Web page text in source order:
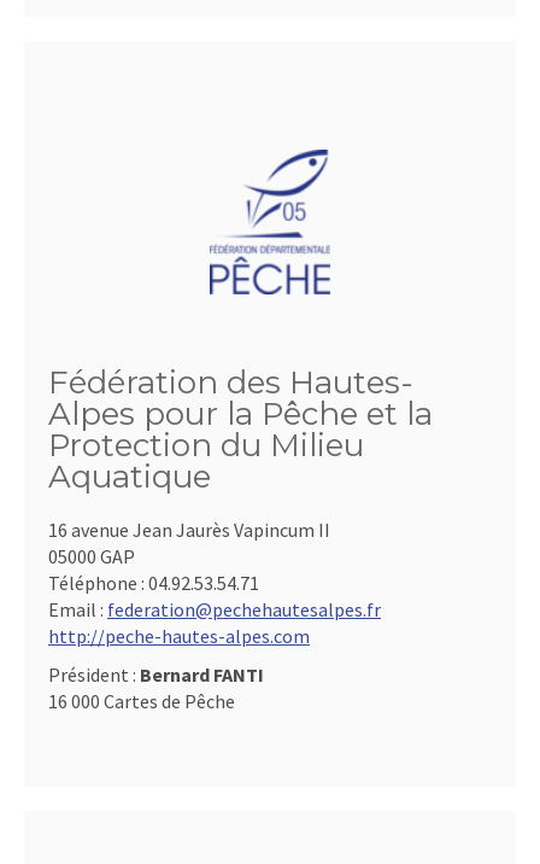
Fédération des Hautes-
Alpes pour la Pêche et la
Protection du Milieu
Aquatique
16 avenue Jean Jaurès Vapincum II
05000 GAP
Téléphone : 04.92.53.54.71
Email : federation@pechehautesalpes.fr
http://peche-hautes-alpes.com
Président : Bernard FANTI
16 000 Cartes de Pêche